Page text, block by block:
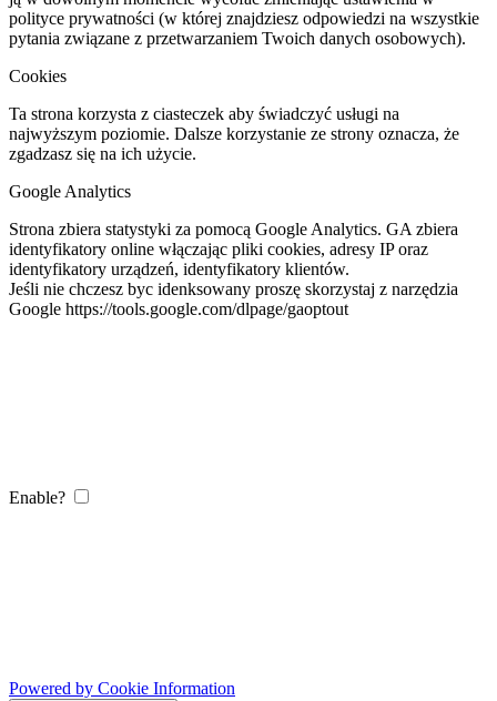
polityce prywatności (w której znajdziesz odpowiedzi na wszystkie
pytania związane z przetwarzaniem Twoich danych osobowych).
Cookies
Ta strona korzysta z ciasteczek aby świadczyć usługi na
najwyższym poziomie. Dalsze korzystanie ze strony oznacza, że
zgadzasz się na ich użycie.
Google Analytics
Strona zbiera statystyki za pomocą Google Analytics. GA zbiera
identyfikatory online włączając pliki cookies, adresy IP oraz
identyfikatory urządzeń, identyfikatory klientów.
Jeśli nie chczesz byc idenksowany proszę skorzystaj z narzędzia
Google https://tools.google.com/dlpage/gaoptout
Enable?
Powered by Cookie Information